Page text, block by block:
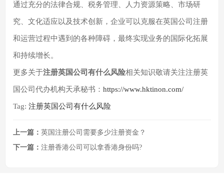
通过充分的法律合规、税务管理、人力资源策略、市场研
究、文化适应以及技术创新，企业可以克服在英国公司注册
和运营过程中遇到的各种障碍，最终实现业务的国际化拓展
和持续增长。
更多关于注册英国公司有什么风险相关知识敬请关注注册英
国公司代办机构天承秘书： https://www.hktinon.com/
Tag: 注册英国公司有什么风险
上一篇： 英国注册公司需要多少注册资金？
下一篇： 注册香港公司可以拿香港身份吗?